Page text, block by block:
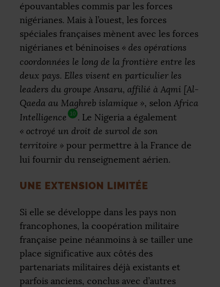
épouvantables commis par les forces
nigérianes. Mais à l’ouest, les forces
spéciales françaises mènent avec les forces
nigérianes et béninoises « des opérations
coordonnées le long de la frontière entre les
deux pays. Elles visent en particulier les
leaders du groupe Ansaru, affilié à Aqmi [Al-
Qaeda au Maghreb islamique », selon Africa
Intelligence
10 . Le Nigeria a également
« octroyé un droit de survol de son
territoire » pour permettre à la France de
lui fournir du renseignement aérien.
UNE EXTENSION LIMITÉE
Si elle se développe dans les pays non
francophones, la coopération militaire
française peine néanmoins à se tailler une
place significative aux côtés des
partenariats militaires déjà existants et
parfois anciens, conclus avec d’autres